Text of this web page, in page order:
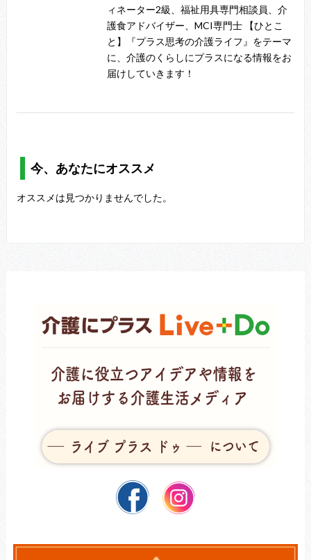
ィネーター2級、福祉用具専門相談員、介
護食アドバイザー、MCI専門士 【ひとこ
と】『プラス思考の介護ライフ』をテーマ
に、介護のくらしにプラスになる情報をお
届けしていきます！
今、あなたにオススメ
オススメは見つかりませんでした。